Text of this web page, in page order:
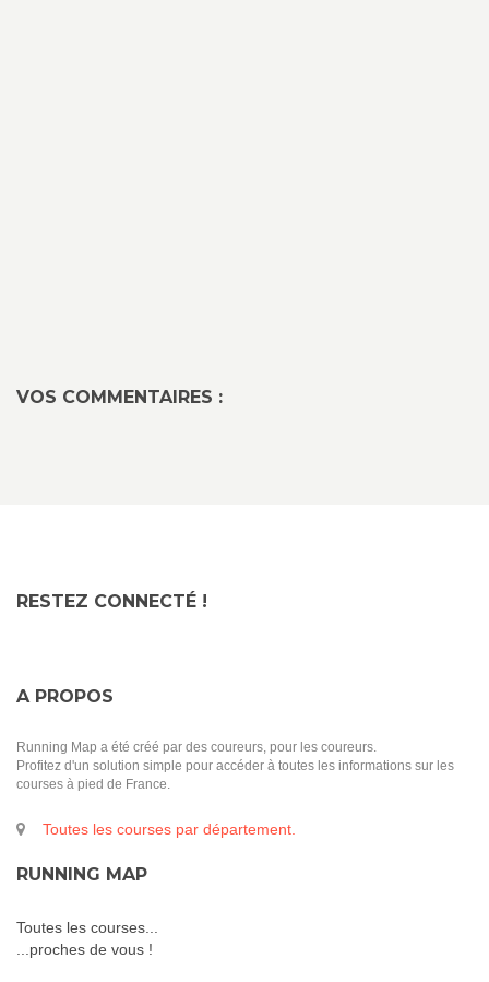
VOS COMMENTAIRES :
RESTEZ CONNECTÉ !
A PROPOS
Running Map a été créé par des coureurs, pour les coureurs.
Profitez d'un solution simple pour accéder à toutes les informations sur les
courses à pied de France.
Toutes les courses par département.
RUNNING MAP
Toutes les courses...
...proches de vous !